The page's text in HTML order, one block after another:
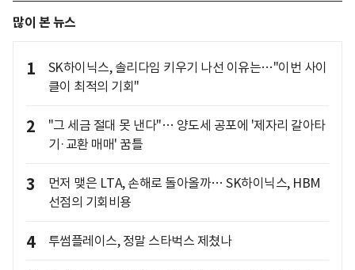
많이 본 뉴스
1
SK하이닉스, 솔리다임 키우기 나선 이유는…"이번 사이
클이 최적의 기회"
2
"그 세금 절대 못 낸다"… 양도세 공포에 '제자리 갈아타
기·교환 매매' 꿈틀
3
먼저 맺은 LTA, 손해로 돌아올까… SK하이닉스, HBM
선점의 기회비용
4 투썸플레이스, 정말 스타벅스 제쳤나